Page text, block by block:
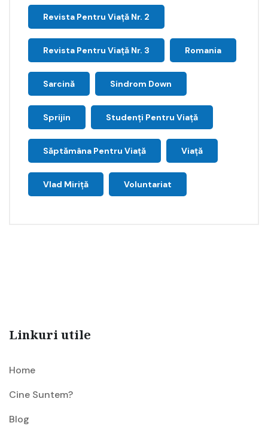
Revista Pentru Viață Nr. 2
Revista Pentru Viață Nr. 3 Romania
Sarcină Sindrom Down
Sprijin Studenți Pentru Viață
Săptămâna Pentru Viaţă Viață
Vlad Miriță Voluntariat
Linkuri utile
Home
Cine Suntem?
Blog